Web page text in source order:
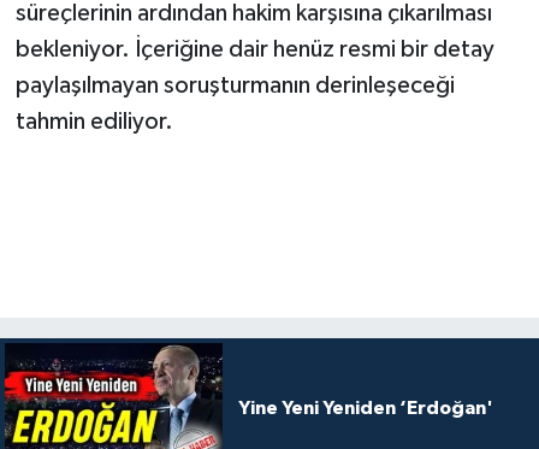
süreçlerinin ardından hakim karşısına çıkarılması
bekleniyor. İçeriğine dair henüz resmi bir detay
paylaşılmayan soruşturmanın derinleşeceği
tahmin ediliyor.
Yine Yeni Yeniden ‘Erdoğan'